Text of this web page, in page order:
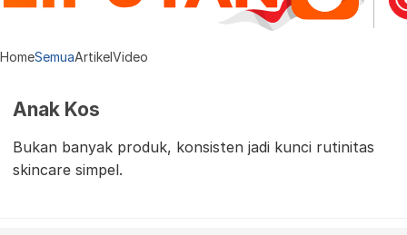
HomeSemuaArtikelVideo
Anak Kos
Bukan banyak produk, konsisten jadi kunci rutinitas
skincare simpel.